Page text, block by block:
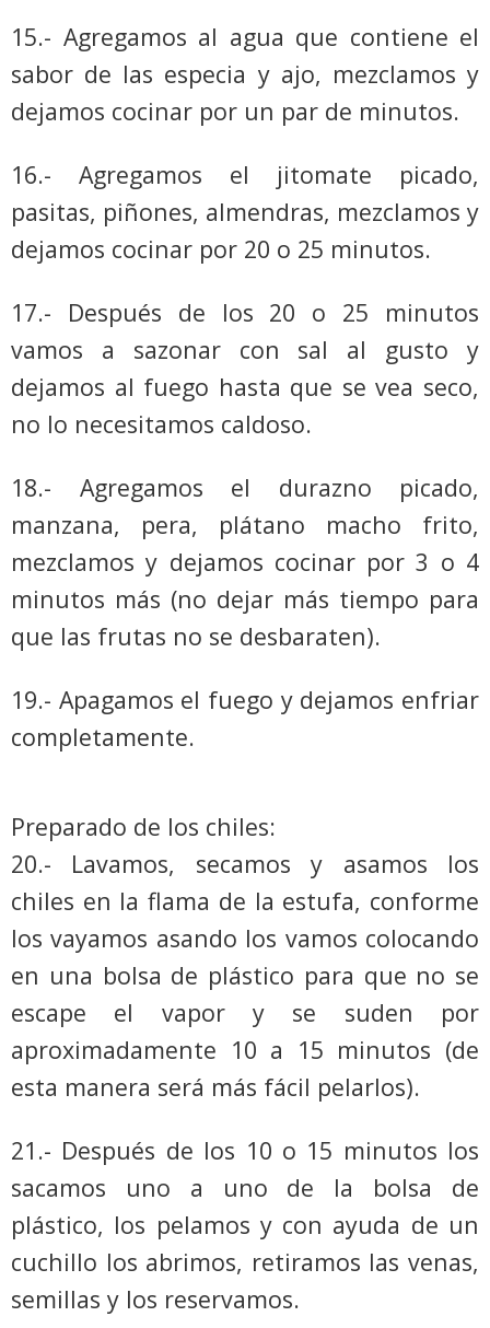
15.- Agregamos al agua que contiene el
sabor de las especia y ajo, mezclamos y
dejamos cocinar por un par de minutos.
16.- Agregamos el jitomate picado,
pasitas, piñones, almendras, mezclamos y
dejamos cocinar por 20 o 25 minutos.
17.- Después de los 20 o 25 minutos
vamos a sazonar con sal al gusto y
dejamos al fuego hasta que se vea seco,
no lo necesitamos caldoso.
18.- Agregamos el durazno picado,
manzana, pera, plátano macho frito,
mezclamos y dejamos cocinar por 3 o 4
minutos más (no dejar más tiempo para
que las frutas no se desbaraten).
19.- Apagamos el fuego y dejamos enfriar
completamente.
Preparado de los chiles:
20.- Lavamos, secamos y asamos los
chiles en la flama de la estufa, conforme
los vayamos asando los vamos colocando
en una bolsa de plástico para que no se
escape el vapor y se suden por
aproximadamente 10 a 15 minutos (de
esta manera será más fácil pelarlos).
21.- Después de los 10 o 15 minutos los
sacamos uno a uno de la bolsa de
plástico, los pelamos y con ayuda de un
cuchillo los abrimos, retiramos las venas,
semillas y los reservamos.